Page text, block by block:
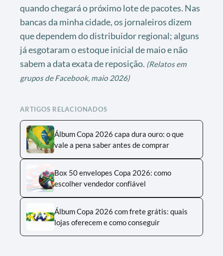
quando chegará o próximo lote de pacotes. Nas
bancas da minha cidade, os jornaleiros dizem
que dependem do distribuidor regional; alguns
já esgotaram o estoque inicial de maio e não
sabem a data exata de reposição. (Relatos em
grupos de Facebook, maio 2026)
ARTIGOS RELACIONADOS
Álbum Copa 2026 capa dura ouro: o que
vale a pena saber antes de comprar
Box 50 envelopes Copa 2026: como
escolher vendedor confiável
Álbum Copa 2026 com frete grátis: quais
lojas oferecem e como conseguir